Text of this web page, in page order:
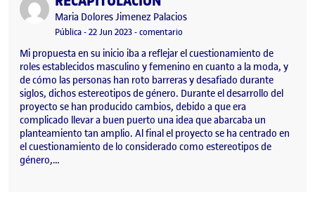
Publicado por
Maria Dolores Jimenez Palacios
Visibilidad:
Pública-Fecha de publicación
22 Jun 2023-comentario
Mi propuesta en su inicio iba a reflejar el cuestionamiento de
roles establecidos masculino y femenino en cuanto a la moda, y
de cómo las personas han roto barreras y desafiado durante
siglos, dichos estereotipos de género. Durante el desarrollo del
proyecto se han producido cambios, debido a que era
complicado llevar a buen puerto una idea que abarcaba un
planteamiento tan amplio. Al final el proyecto se ha centrado en
el cuestionamiento de lo considerado como estereotipos de
género,…